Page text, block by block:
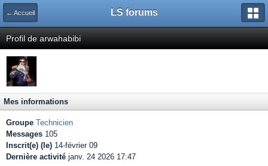
← Accueil LS forums
Profil de arwahabibi
Mes informations
Groupe Technicien
Messages 105
Inscrit(e) (le) 14-février 09
Dernière activité janv. 24 2026 17:47